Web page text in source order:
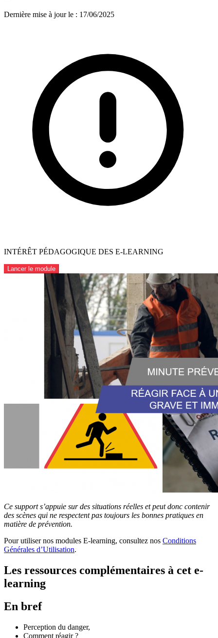
Dernière mise à jour le : 17/06/2025
INTÉRÊT PÉDAGOGIQUE DES E-LEARNING
Lancer le module
Ce support s’appuie sur des situations réelles et peut donc contenir
des scènes qui ne respectent pas toujours les bonnes pratiques en
matière de prévention.
Pour utiliser nos modules E-learning, consultez nos Conditions
Générales d’Utilisation.
Les ressources complémentaires à cet e-
learning
En bref
Perception du danger,
Comment réagir ?